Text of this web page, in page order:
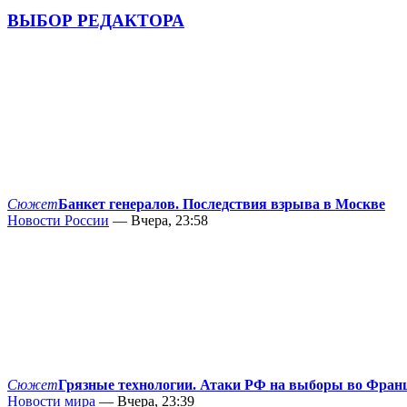
ВЫБОР РЕДАКТОРА
СюжетБанкет генералов. Последствия взрыва в Москве
Новости России — Вчера, 23:58
СюжетГрязные технологии. Атаки РФ на выборы во
Новости мира — Вчера, 23:39